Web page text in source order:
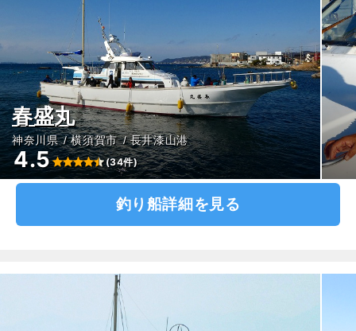
春盛丸
神奈川県 横須賀市 長井漆山港
4.5 (34件)
釣り船詳細を見る